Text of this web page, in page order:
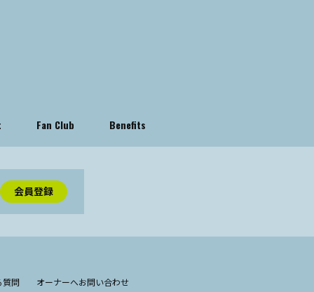
Fan Club Benefits
会員登録
質問 オーナーへお問い合わせ